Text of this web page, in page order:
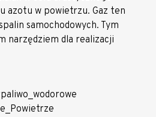
azotu w powietrzu. Gaz ten
samochodowych. Tym
narzędziem dla realizacji